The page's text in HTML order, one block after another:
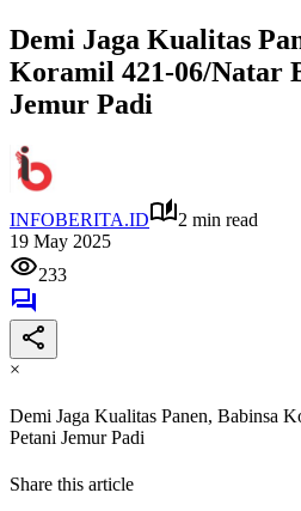
Demi Jaga Kualitas
Koramil 421-06/Natar
Jemur Padi
INFOBERITA.ID
2 min read
19 May 2025
233
×
Demi Jaga Kualitas Panen, Babinsa
Petani Jemur Padi
Share this article